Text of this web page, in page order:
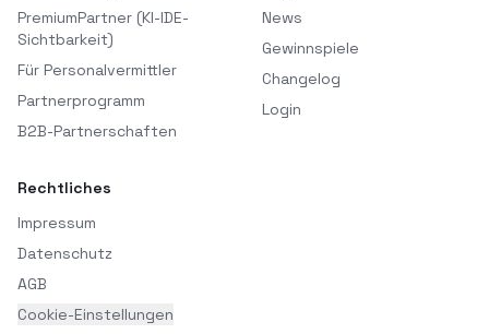
PremiumPartner (KI-IDE-
Sichtbarkeit)
Für Personalvermittler
Partnerprogramm
B2B-Partnerschaften
News
Gewinnspiele
Changelog
Login
Rechtliches
Impressum
Datenschutz
AGB
Cookie-Einstellungen